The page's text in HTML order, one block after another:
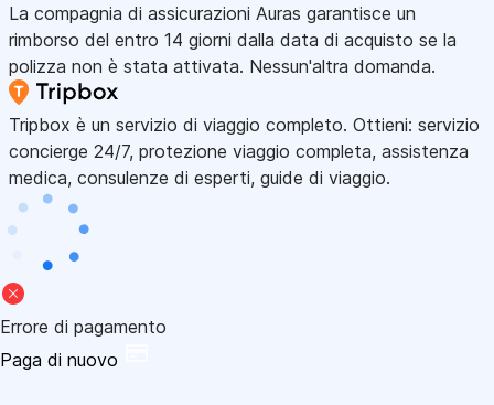
La compagnia di assicurazioni Auras garantisce un
rimborso del entro 14 giorni dalla data di acquisto se la
polizza non è stata attivata. Nessun'altra domanda.
Tripbox è un servizio di viaggio completo. Ottieni: servizio
concierge 24/7, protezione viaggio completa, assistenza
medica, consulenze di esperti, guide di viaggio.
Errore di pagamento
Paga di nuovo